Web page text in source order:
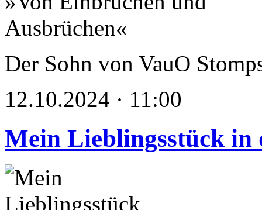
Der Sohn von VauO
12.10.2024 · 11:00
Mein Lieblingsstück in